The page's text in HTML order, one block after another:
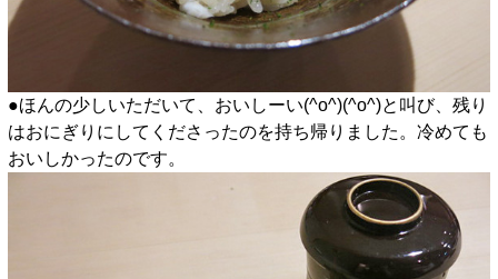
●ほんの少しいただいて、おいしーい(^o^)(^o^)と叫び、残り
はおにぎりにしてくださったのを持ち帰りました。冷めても
おいしかったのです。